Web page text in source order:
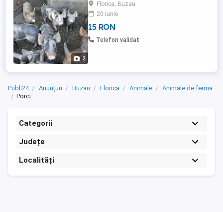
2
Florica, Buzau
20 iunie
15 RON
Telefon validat
Publi24 Anunțuri Buzau Florica Animale
Animale de ferma
Porci
Categorii
Județe
Localități